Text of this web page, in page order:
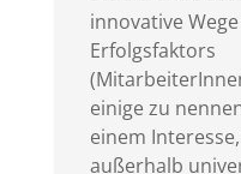
innovative
Erfolgsfaktors
einige zu
einem
außerhalb